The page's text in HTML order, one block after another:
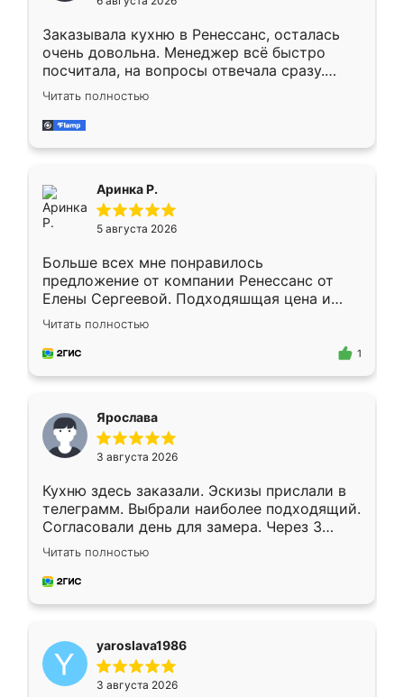
мебели буду заказывать только здесь.
Заказывала кухню в Ренессанс, осталась
очень довольна. Менеджер всё быстро
посчитала, на вопросы отвечала сразу.
Замерщик приехал в субботу, подошёл к
делу со всей ответственностью. Собрали
за день, ребята работали аккуратно, даже
Читать полностью
Аринка Р.
5 августа 2026
Больше всех мне понравилось
предложение от компании Ренессанс от
Елены Сергеевой. Подходяшщая цена и
короткие сроки изготовления. Приехавший
для замера сотрудник Владислав
предложил по моему эскизу самый
Читать полностью
1
Ярослава
3 августа 2026
Кухню здесь заказали. Эскизы прислали в
телеграмм. Выбрали наиболее подходящий.
Согласовали день для замера. Через 3
недели кухня была уже готова. Остались
довольны работой. Спасибо Ренессанс
мебель за качественную работу!
Читать полностью
yaroslava1986
3 августа 2026